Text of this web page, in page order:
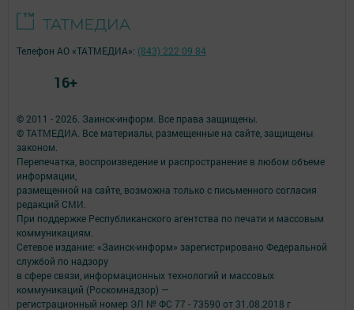
© 2011 - 2026. Заинск-информ. Все права защищены.
© ТАТМЕДИА. Все материалы, размещенные на сайте, защищены
законом.
Перепечатка, воспроизведение и распространение в любом объеме
информации,
размещенной на сайте, возможна только с письменного согласия
редакций СМИ.
При поддержке Республиканского агентства по печати и массовым
коммуникациям.
Сетевое издание: «Заинск-информ» зарегистрировано Федеральной
службой по надзору
в сфере связи, информационных технологий и массовых
коммуникаций (Роскомнадзор) —
регистрационный номер ЭЛ № ФС 77 - 73590 от 31.08.2018 г
Телефон АО «ТАТМЕДИА»: (843) 222 09 84
16+